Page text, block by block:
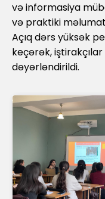
və informasiya
və praktiki
Açıq dərs yüksək
keçərək,
dəyərləndirildi.